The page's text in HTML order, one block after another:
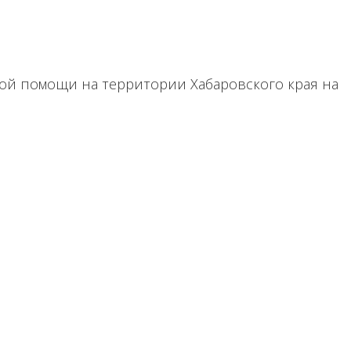
помощи на территории Хабаровского края на